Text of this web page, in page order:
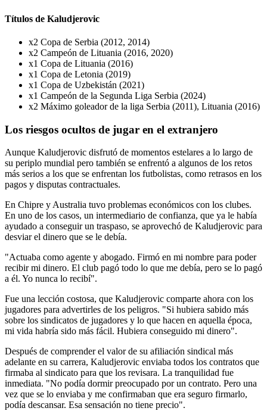
Títulos de Kaludjerovic
x2 Copa de Serbia (2012, 2014)
x2 Campeón de Lituania (2016, 2020)
x1 Copa de Lituania (2016)
x1 Copa de Letonia (2019)
x1 Copa de Uzbekistán (2021)
x1 Campeón de la Segunda Liga Serbia (2024)
x2 Máximo goleador de la liga Serbia (2011), Lituania (2016)
Los riesgos ocultos de jugar en el extranjero
Aunque Kaludjerovic disfrutó de momentos estelares a lo largo de
su periplo mundial pero también se enfrentó a algunos de los retos
más serios a los que se enfrentan los futbolistas, como retrasos en los
pagos y disputas contractuales.
En Chipre y Australia tuvo problemas económicos con los clubes.
En uno de los casos, un intermediario de confianza, que ya le había
ayudado a conseguir un traspaso, se aprovechó de Kaludjerovic para
desviar el dinero que se le debía.
"Actuaba como agente y abogado. Firmó en mi nombre para poder
recibir mi dinero. El club pagó todo lo que me debía, pero se lo pagó
a él. Yo nunca lo recibí".
Fue una lección costosa, que Kaludjerovic comparte ahora con los
jugadores para advertirles de los peligros. "Si hubiera sabido más
sobre los sindicatos de jugadores y lo que hacen en aquella época,
mi vida habría sido más fácil. Hubiera conseguido mi dinero".
Después de comprender el valor de su afiliación sindical más
adelante en su carrera, Kaludjerovic enviaba todos los contratos que
firmaba al sindicato para que los revisara. La tranquilidad fue
inmediata. "No podía dormir preocupado por un contrato. Pero una
vez que se lo enviaba y me confirmaban que era seguro firmarlo,
podía descansar. Esa sensación no tiene precio".